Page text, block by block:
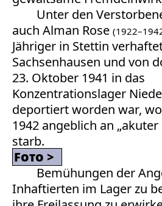
Unter den
auch Alman Rose
Jähriger in Stettin
Sachsenhausen und von
23. Oktober 1941 in das
Konzentrationslager
deportiert worden war,
1942 angeblich an
starb.
Foto
Bemühungen der
Inhaftierten im Lager zu